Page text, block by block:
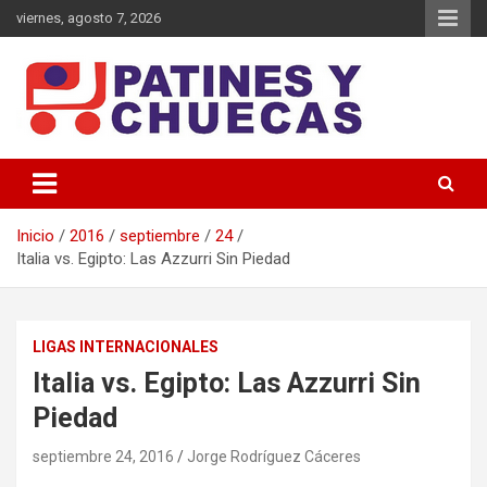
Saltar
al
viernes, agosto 7, 2026
Patines y Chuecas
Inicio 2016 septiembre
24
Italia vs. Egipto: Las Azzurri Sin Piedad
LIGAS INTERNACIONALES
Italia vs. Egipto: Las Azzurri Sin
Piedad
septiembre 24, 2016 Jorge Rodríguez Cáceres